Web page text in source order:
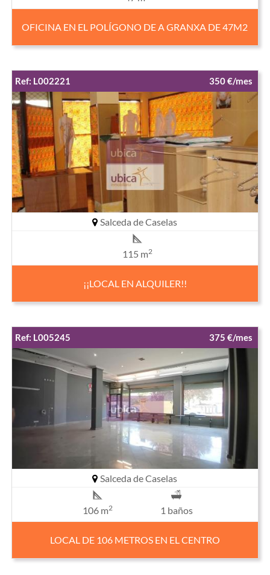
OFICINA EN EL POLÍGONO DE A GRANXA DE 47M2
Ref: L002221 350 €/mes
Salceda de Caselas
115 m2
¡¡LOCAL EN ALQUILER!!
Ref: L005245 375 €/mes
Salceda de Caselas
106 m2 1 baños
LOCAL DE 106 METROS EN EL CENTRO